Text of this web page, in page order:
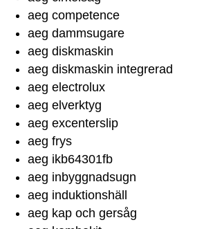
aeg competence
aeg dammsugare
aeg diskmaskin
aeg diskmaskin integrerad
aeg electrolux
aeg elverktyg
aeg excenterslip
aeg frys
aeg ikb64301fb
aeg inbyggnadsugn
aeg induktionshäll
aeg kap och gersåg